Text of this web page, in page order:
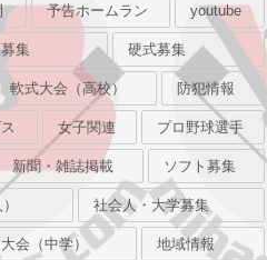
予告ホームラン youtube
集 硬式募集
軟式大会（高校） 防犯情報
女子関連 プロ野球選手
新聞・雑誌掲載 ソフト募集
社会人・大学募集
会（中学） 地域情報